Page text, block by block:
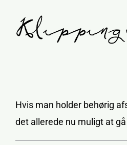
Bypark
Faciliteter
Hvis man holder behørig
det allerede nu muligt at